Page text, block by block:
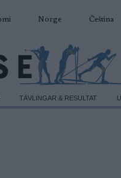
Norge Čeština
TÄVLINGAR & RESULTAT